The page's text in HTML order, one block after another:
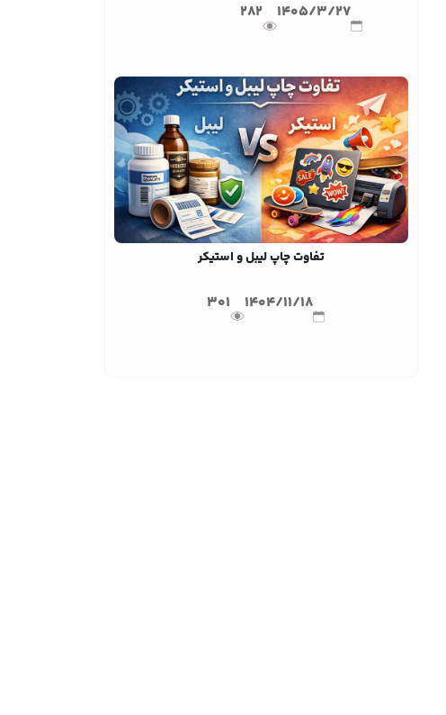
1405/3/27
282
تفاوت چاپ لیبل و استیکر
1404/11/18
301